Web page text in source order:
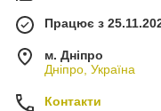
Працює з
м. Дніпро
Дніпро, Україна
Контакти